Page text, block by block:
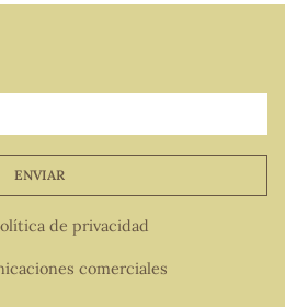
ENVIAR
de privacidad
comerciales